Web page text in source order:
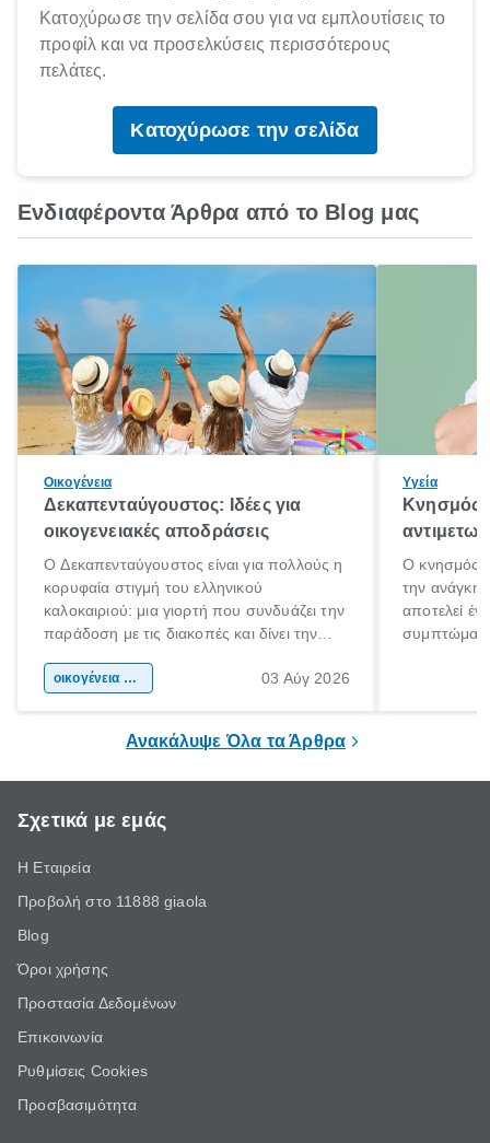
Κατοχύρωσε την σελίδα σου για να εμπλουτίσεις το
προφίλ και να προσελκύσεις περισσότερους
πελάτες.
Κατοχύρωσε την σελίδα
Ενδιαφέροντα Άρθρα από το Blog μας
Οικογένεια
Δεκαπενταύγουστος: Ιδέες για
οικογενειακές αποδράσεις
Ο Δεκαπενταύγουστος είναι για πολλούς η
κορυφαία στιγμή του ελληνικού
καλοκαιριού: μια γιορτή που συνδυάζει την
παράδοση με τις διακοπές και δίνει την
χώρας. Είτε πρόκειται για λίγες μέρες
οικογένεια & παιδί 03 Αύγ 2026
Υγεία
Κνησμός:
Ο κνησμός
την ανάγκη
αποτελεί
Ανακάλυψε Όλα τα Άρθρα
Σχετικά με εμάς
Η Εταιρεία
Προβολή στο 11888 giaola
Blog
Όροι χρήσης
Προστασία Δεδομένων
Επικοινωνία
Ρυθμίσεις Cookies
Προσβασιμότητα